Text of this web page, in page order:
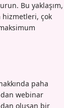
Bu yaklaşım,
hizmetleri, çok
paha
webinar
oluşan bir